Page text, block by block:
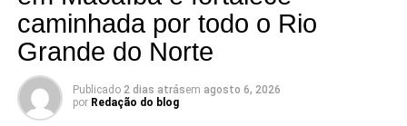
KALLYANNO MOTA Emilson Santos Luiz Eduardo
Há mandatos que passam. E há mandatos que deixam
resultados.
caminhada por todo o Rio
Grande do Norte
Publicado 2 dias atrásem agosto 6, 2026
por Redação do blog